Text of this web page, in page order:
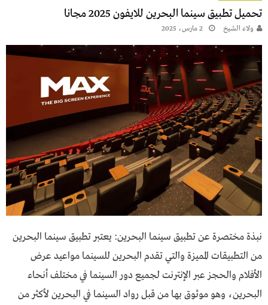
تحميل تطبيق سينما البحرين للايفون 2025 مجانا
ولاء الشيخ 2 مارس، 2025
نبذة مختصرة عن تطبيق سينما البحرين: يعتبر تطبيق سينما البحرين
من التطبيقات المميزة والتي تقدم البحرين للسينما مواعيد عرض
الأفلام والحجز عبر الإنترنت لجميع دور السينما في مختلف أنحاء
البحرين، وهو موثوق بها من قبل رواد السينما في البحرين لأكثر من